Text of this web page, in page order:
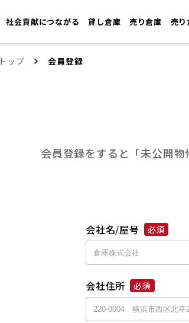
社会貢献につながる 貸し倉庫 売り倉庫 売
トップ 会員登録
会員登録をすると「未公開物
会社名/屋号 必須
会社住所 必須